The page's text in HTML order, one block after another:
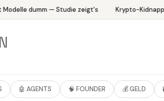
dumm — Studie zeigt's Krypto-
🤖 AGENTS 🧠 FOUNDER 💰 GELD